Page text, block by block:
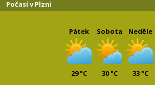
Počasí v Plzni
Pátek
29 °C
Sobota
30 °C
Neděle
33 °C